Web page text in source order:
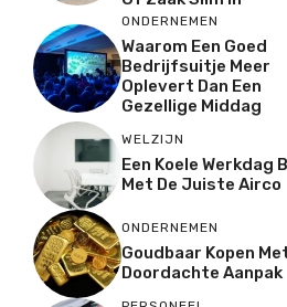
ONDERNEMEN
Waarom Een Goed
Bedrijfsuitje Meer
Oplevert Dan Een
Gezellige Middag
WELZIJN
Een Koele Werkdag
Met De Juiste Airco
ONDERNEMEN
Goudbaar Kopen
Doordachte Aanpak